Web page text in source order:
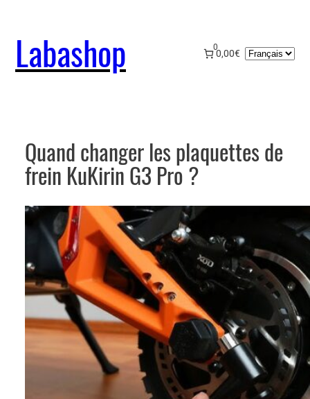
contenu
Labashop 0
0,00€
Choisir
Quand changer les plaquettes de
frein KuKirin G3 Pro ?